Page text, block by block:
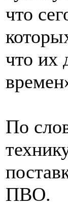
что
что их
По
ПВО.